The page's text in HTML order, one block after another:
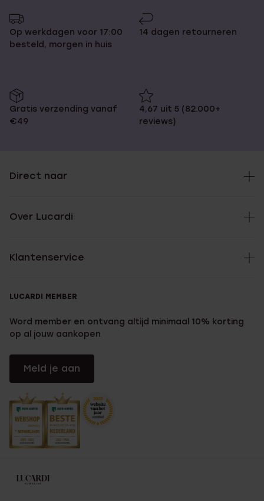
Op werkdagen voor 17:00
besteld, morgen in huis
14 dagen retourneren
Gratis verzending vanaf
€49
4,67 uit 5 (82.000+
reviews)
Direct naar
Over Lucardi
Klantenservice
LUCARDI MEMBER
Word member en ontvang altijd minimaal 10% korting
op al jouw aankopen
Meld je aan